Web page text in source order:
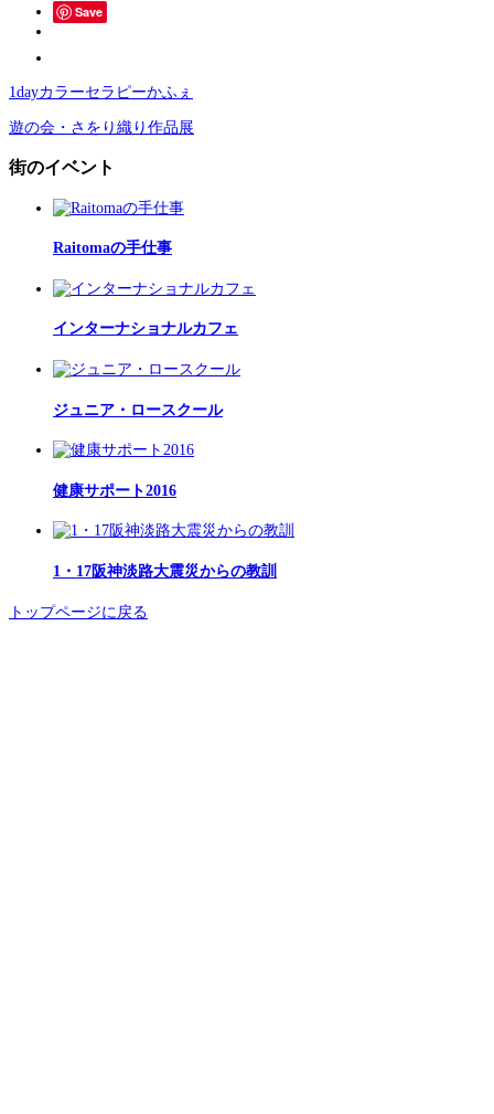
Save
1dayカラーセラピーかふぇ
遊の会・さをり織り作品展
街のイベント
Raitomaの手仕事
インターナショナルカフェ
ジュニア・ロースクール
健康サポート2016
1・17阪神淡路大震災からの教訓
トップページに戻る